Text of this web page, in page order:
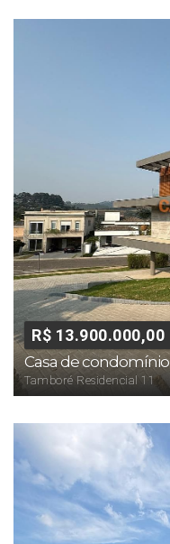
R$ 13.900.000,00
Casa de condomínio
Tamboré Residencial 11